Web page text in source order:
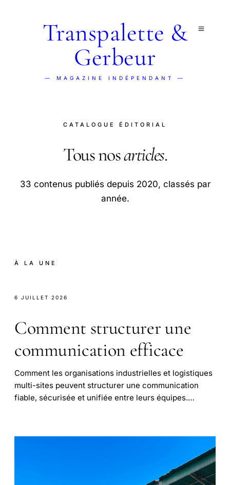
Transpalette &
Gerbeur
— MAGAZINE INDÉPENDANT —
CATALOGUE ÉDITORIAL
Tous nosarticles.
33 contenus publiés depuis 2020, classés par
année.
À LA UNE
6 JUILLET 2026
Comment structurer une
communication efficace
Comment les organisations industrielles et logistiques
multi-sites peuvent structurer une communication
fiable, sécurisée et unifiée entre leurs équipes.…